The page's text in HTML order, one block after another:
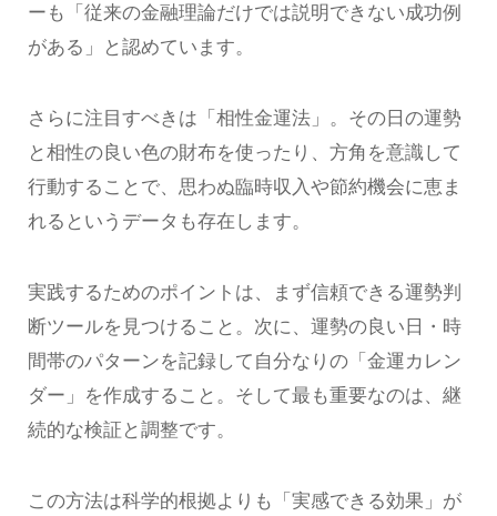
ーも「従来の金融理論だけでは説明できない成功例
がある」と認めています。
さらに注目すべきは「相性金運法」。その日の運勢
と相性の良い色の財布を使ったり、方角を意識して
行動することで、思わぬ臨時収入や節約機会に恵ま
れるというデータも存在します。
実践するためのポイントは、まず信頼できる運勢判
断ツールを見つけること。次に、運勢の良い日・時
間帯のパターンを記録して自分なりの「金運カレン
ダー」を作成すること。そして最も重要なのは、継
続的な検証と調整です。
この方法は科学的根拠よりも「実感できる効果」が